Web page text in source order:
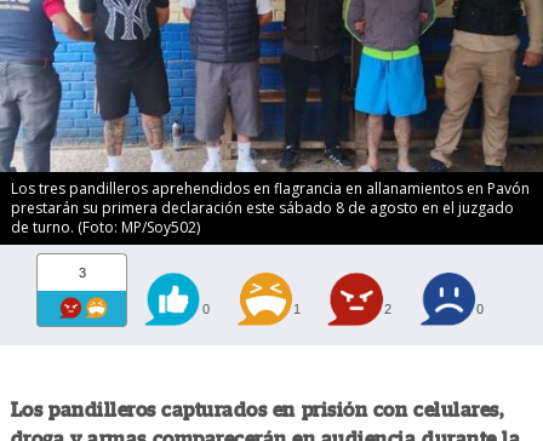
Los tres pandilleros aprehendidos en flagrancia en allanamientos en Pavón
prestarán su primera declaración este sábado 8 de agosto en el juzgado
de turno. (Foto: MP/Soy502)
3
0 1 2 0
Los pandilleros capturados en prisión con celulares,